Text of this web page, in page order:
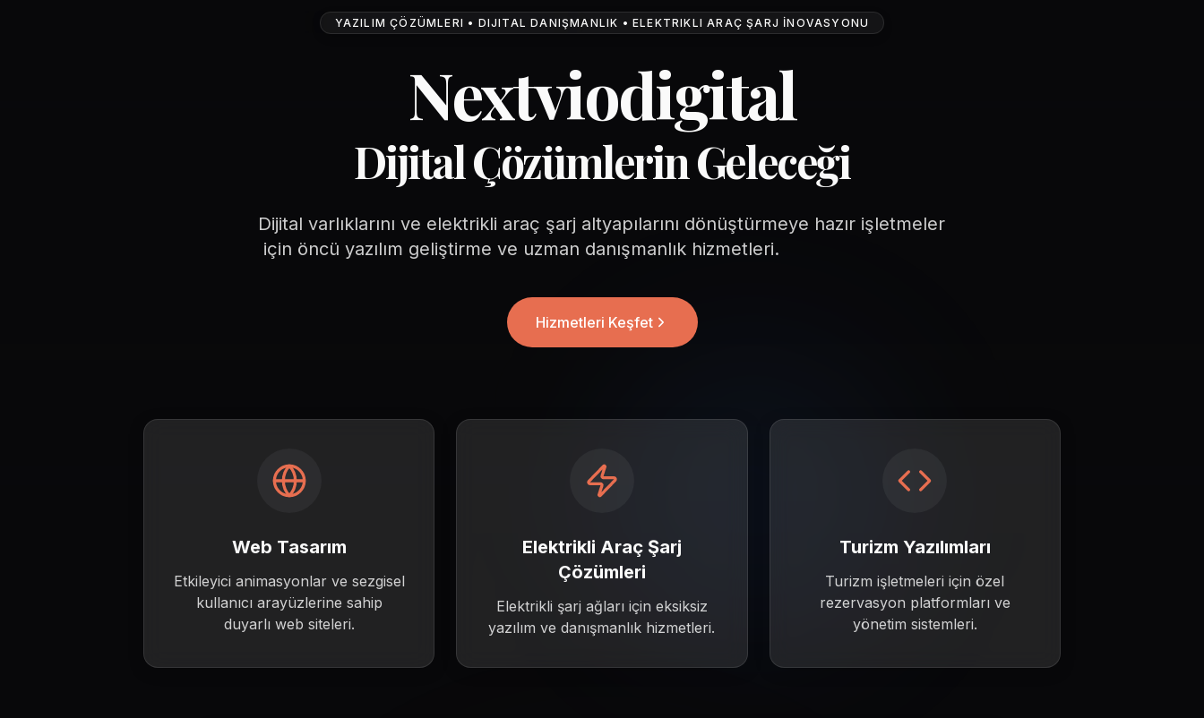
YAZILIM ÇÖZÜMLERI • DIJITAL DANIŞMANLIK • ELEKTRIKLI ARAÇ ŞARJ İNOVASYONU
Nextviodigital
Dijital Çözümlerin Geleceği
Dijital varlıklarını ve elektrikli araç şarj altyapılarını dönüştürmeye hazır işletmeler
için öncü yazılım geliştirme ve uzman danışmanlık hizmetleri.
Hizmetleri Keşfet
Web Tasarım
Etkileyici animasyonlar ve sezgisel
kullanıcı arayüzlerine sahip
duyarlı web siteleri.
Elektrikli Araç Şarj
Çözümleri
Elektrikli şarj ağları için eksiksiz
yazılım ve danışmanlık hizmetleri.
Turizm Yazılımları
Turizm işletmeleri için özel
rezervasyon platformları ve
yönetim sistemleri.